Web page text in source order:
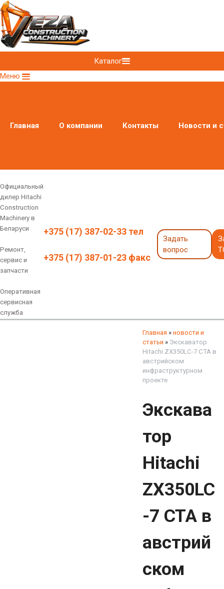
Каталог
Меню
Главная О компании Контакты Новости и
Официальный
дилер Hitachi
Construction
Machinery в
Беларуси
Ремонт,
сервис и
запчасти
Оперативная
сервисная
служба
+375 (17) 387-02-33 тел
+375 (17) 387-01-23 факс
Задать
вопрос
Главная » новости и
статьи » Экскаватор
Hitachi ZX350LC-7 CTA в
австрийском
инфраструктурном
проекте
Экскава
тор
Hitachi
ZX350LC
-7 CTA в
австрий
ском